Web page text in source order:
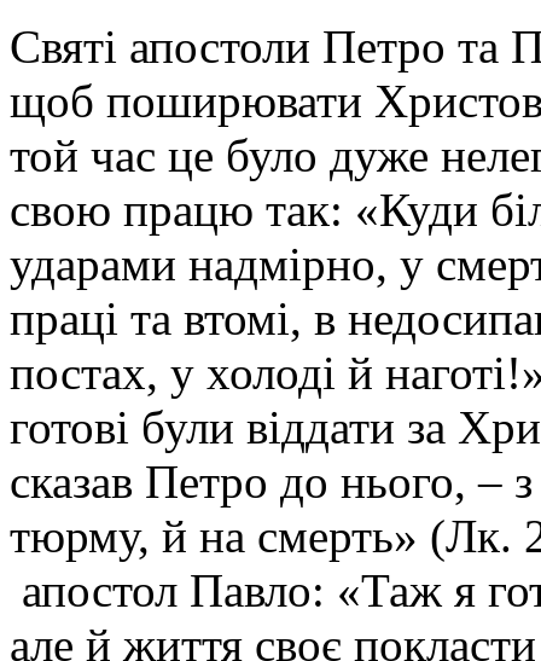
Святі апостоли Петро та
щоб поширювати
той час це було дуже
свою працю так: «Куди
ударами надмірно, у
праці та втомі, в
постах, у холоді й
готові були віддати за
сказав Петро до нього, –
тюрму, й на смерть» (Лк.
апостол Павло: «Таж я
але й життя своє